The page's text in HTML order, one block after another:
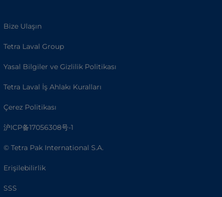
Bize Ulaşın
Tetra Laval Group
Yasal Bilgiler ve Gizlilik Politikası
Tetra Laval İş Ahlakı Kuralları
Çerez Politikası
沪ICP备17056308号-1
© Tetra Pak International S.A.
Erişilebilirlik
SSS